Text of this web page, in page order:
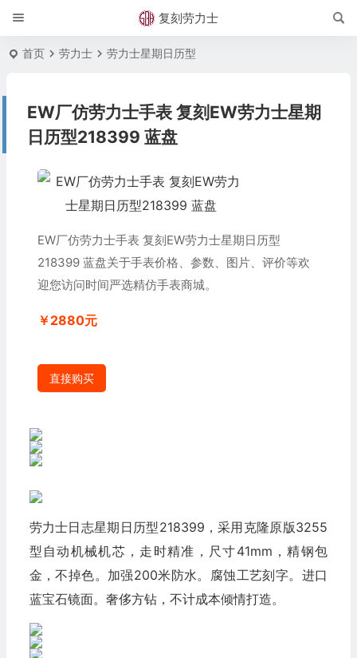
复刻劳力士
首页 劳力士 劳力士星期日历型
EW厂仿劳力士手表 复刻EW劳力士星期
日历型218399 蓝盘
EW厂仿劳力士手表 复刻EW劳力士星期日历型
218399 蓝盘关于手表价格、参数、图片、评价等欢
迎您访问时间严选精仿手表商城。
￥2880元
直接购买
劳力士日志星期日历型218399，采用克隆原版3255
型自动机械机芯，走时精准，尺寸41mm，精钢包
金，不掉色。加强200米防水。腐蚀工艺刻字。进口
蓝宝石镜面。奢侈方钻，不计成本倾情打造。